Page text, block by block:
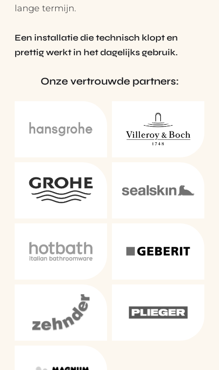
lange termijn.
Een installatie die technisch klopt en
prettig werkt in het dagelijks gebruik.
Onze vertrouwde partners: